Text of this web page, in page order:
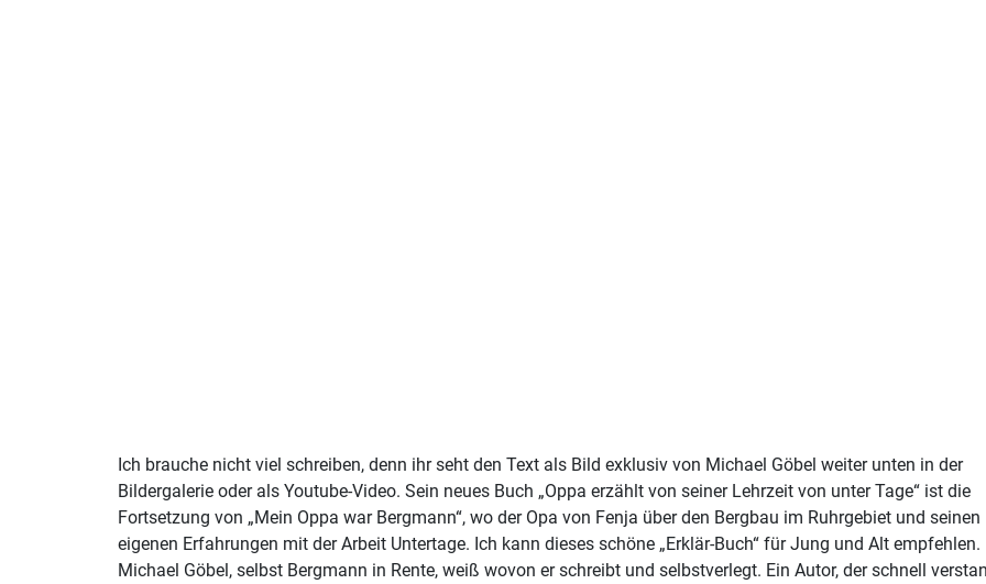
Ich brauche nicht viel schreiben, denn ihr seht den Text als Bild exklusiv von Michael Göbel weiter unten in der
Bildergalerie oder als Youtube-Video. Sein neues Buch „Oppa erzählt von seiner Lehrzeit von unter Tage“ ist die
Fortsetzung von „Mein Oppa war Bergmann“, wo der Opa von Fenja über den Bergbau im Ruhrgebiet und seinen
eigenen Erfahrungen mit der Arbeit Untertage. Ich kann dieses schöne „Erklär-Buch“ für Jung und Alt empfehlen.
Michael Göbel, selbst Bergmann in Rente, weiß wovon er schreibt und selbstverlegt. Ein Autor, der schnell